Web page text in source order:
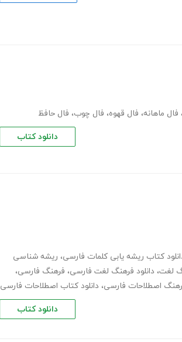
فال ماهانه، فال قهوه، فال چوب، فال حافظ
دانلود کتاب
کتاب ریشه یابی کلمات فارسی، ریشه شناسی
لغت، دانلود فرهنگ لغت فارسی، فرهنگ فارسی،
اصطلاحات فارسی، دانلود کتاب اصطلاحات فارسی
دانلود کتاب